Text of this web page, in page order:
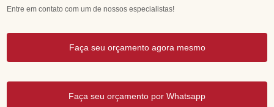
Entre em contato com um de nossos especialistas!
Faça seu orçamento agora mesmo
Faça seu orçamento por Whatsapp